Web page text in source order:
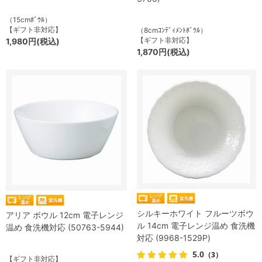
（15cmﾎﾞｳﾙ）
【ギフト非対応】
1,980円(税込)
（8cmｺﾝﾃﾞｨﾒﾝﾄﾎﾞｳﾙ）
【ギフト非対応】
1,870円(税込)
アリア ボウル 12cm 電子レンジ
温め 食洗機対応 (50763-5944)
【ギフト非対応】
シルキーホワイト フルーツボウ
ル 14cm 電子レンジ温め 食洗機
対応 (9968-1529P)
5.0 （3）